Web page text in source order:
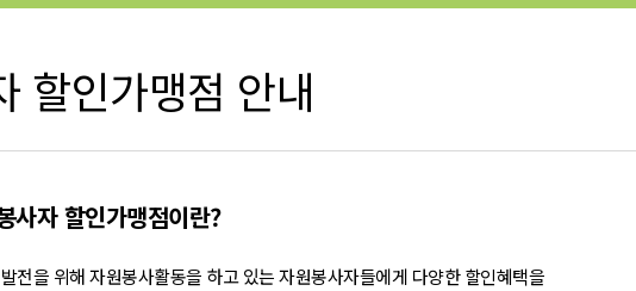
할인가맹점 안내
사자 할인가맹점이란?
전을 위해 자원봉사활동을 하고 있는 자원봉사자들에게 다양한 할인혜택을